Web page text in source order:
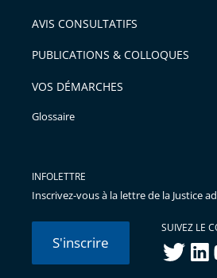
avant
AVIS CONSULTATIFS
PUBLICATIONS & COLLOQUES
VOS DÉMARCHES
Glossaire
INFOLETTRE
Inscrivez-vous à la lettre de la Justice
S'inscrire
SUIVEZ LE
twitter